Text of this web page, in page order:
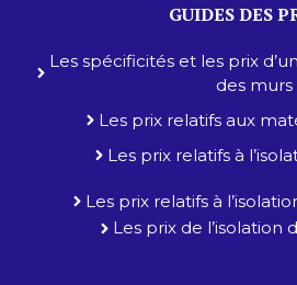
GUIDES DES
Les spécificités et les prix
des murs
Les prix relatifs aux
Les prix relatifs à
Les prix relatifs à
Les prix de l’isolation